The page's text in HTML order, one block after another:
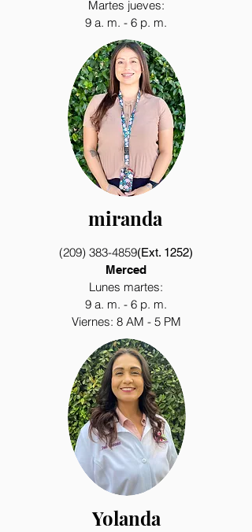
Martes jueves:
9 a. m. - 6 p. m.
miranda
(209) 383-4859(Ext. 1252)
Merced
Lunes martes:
9 a. m. - 6 p. m.
Viernes: 8 AM - 5 PM
Yolanda